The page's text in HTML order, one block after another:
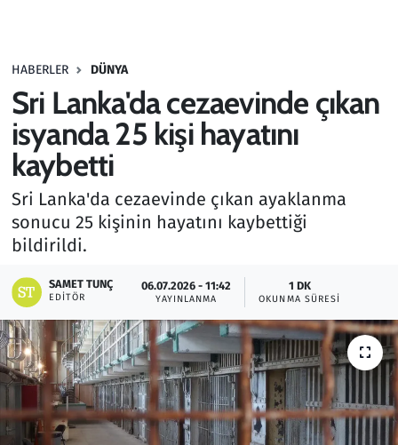
HABERLER DÜNYA
Sri Lanka'da cezaevinde çıkan
isyanda 25 kişi hayatını
kaybetti
Sri Lanka'da cezaevinde çıkan ayaklanma
sonucu 25 kişinin hayatını kaybettiği
bildirildi.
SAMET TUNÇ
EDITÖR
06.07.2026 - 11:42
YAYINLANMA
1 DK
OKUNMA SÜRESI
Haber
Kültür Sanat
Kurumsal Haberler
Lezzet Durağı
Memur ve Kamu
Otomobil
Oyun
Ramazan
Resmi İlanlar